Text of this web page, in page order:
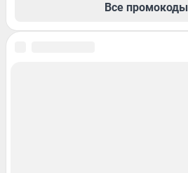
Все промокоды